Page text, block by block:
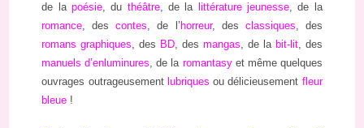
de la poésie, du théâtre, de la littérature jeunesse, de la
romance, descontes, de l’ horreur, des classiques, des
romans graphiques, des BD, desmangas, de la bit-lit, des
manuels d’enluminures, de la romantasyet même quelques
ouvrages outrageusement lubriques ou délicieusement fleur
bleue !